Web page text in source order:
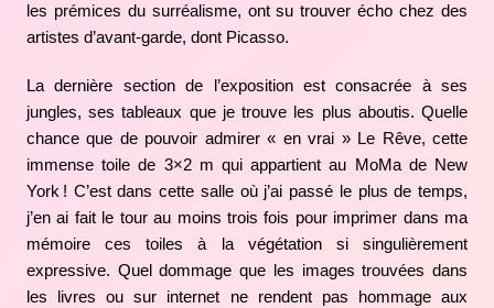
les prémices du surréalisme, ont su trouver écho chez des
artistes d’avant-garde, dont Picasso.
La dernière section de l’exposition est consacrée à ses
jungles, ses tableaux que je trouve les plus aboutis. Quelle
chance que de pouvoir admirer « en vrai » Le Rêve, cette
immense toile de 3×2 m qui appartient au MoMa de New
York ! C’est dans cette salle où j’ai passé le plus de temps,
j’en ai fait le tour au moins trois fois pour imprimer dans ma
mémoire ces toiles à la végétation si singulièrement
expressive. Quel dommage que les images trouvées dans
les livres ou sur internet ne rendent pas hommage aux